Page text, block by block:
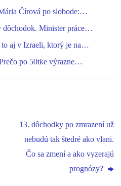
Čírová po slobode:…
dôchodok. Minister práce…
aj v Izraeli, ktorý je na…
po 50tke výrazne…
13. dôchodky po zmrazení už
nebudú tak štedré ako vlani.
Čo sa zmení a ako vyzerajú
prognózy?